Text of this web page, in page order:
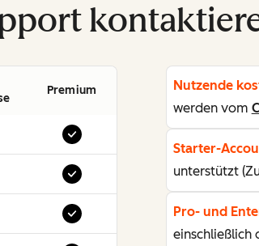
Premium Nutzende
werden vom
Starter-
unterstützt
Pro- und
einschließlich